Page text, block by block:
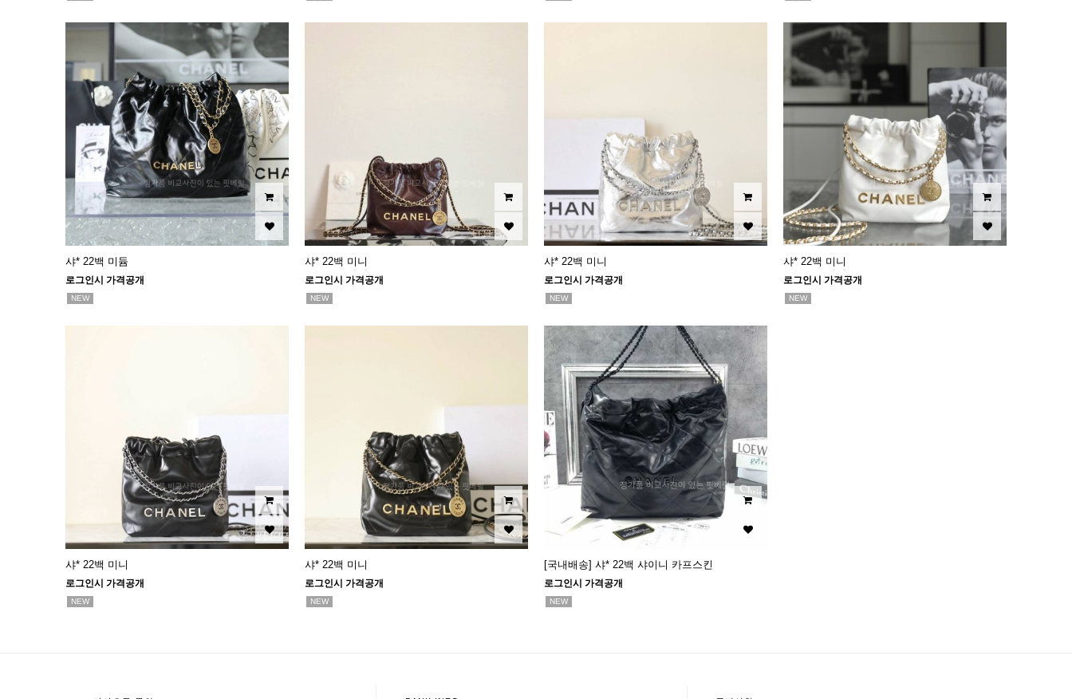
샤* 22백 미듐
로그인시 가격공개
NEW
샤* 22백 미니
로그인시 가격공개
NEW
샤* 22백 미니
로그인시 가격공개
NEW
샤* 22백 미니
로그인시 가격공개
NEW
샤* 22백 미니
로그인시 가격공개
NEW
샤* 22백 미니
로그인시 가격공개
NEW
[국내배송] 샤* 22백 샤이니 카프스킨
로그인시 가격공개
NEW